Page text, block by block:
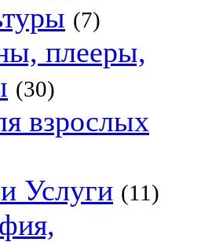
(7)
плееры,
(30)
взрослых
Услуги (11)